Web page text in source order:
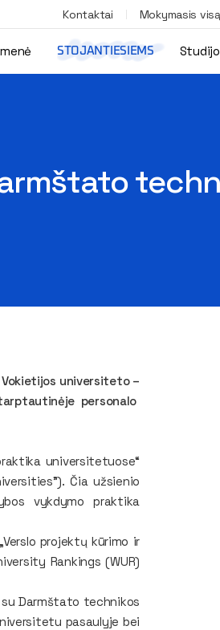
Kontaktai Mokymasis
STOJANTIESIEMS
technikos universitetą (Vokietija)
universiteto –
personalo
universitetuose“
Čia užsienio
vykdymo praktika
projektų kūrimo ir
Rankings (WUR)
Darmštato technikos
pasaulyje bei